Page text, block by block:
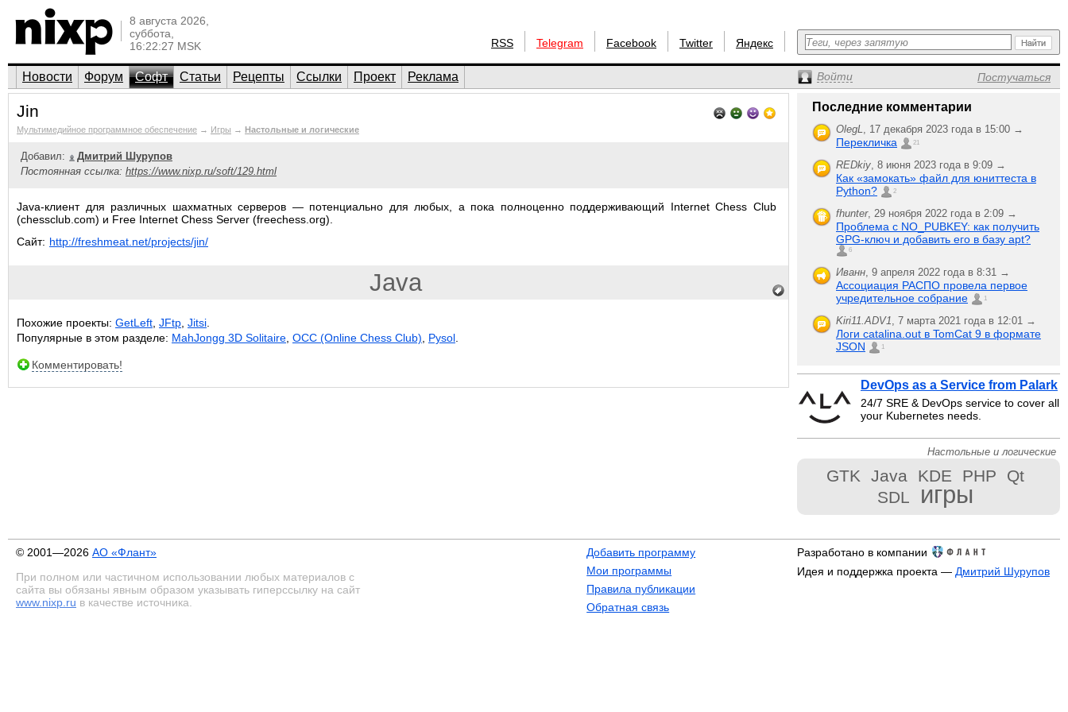
8 августа 2026,
суббота,
16:22:27 MSK
RSS Telegram Facebook Twitter Яндекс
Новости Форум Софт Статьи Рецепты Ссылки Проект Реклама Войти Постучаться
Jin
Мультимедийное программное обеспечение → Игры → Настольные и логические
Добавил:
Дмитрий Шурупов
Постоянная ссылка: https://www.nixp.ru/soft/129.html
Java-клиент для различных шахматных серверов — потенциально для любых, а пока полноценно поддерживающий Internet Chess Club
(chessclub.com) и Free Internet Chess Server (freechess.org).
Сайт: http://freshmeat.net/projects/jin/
Java
Похожие проекты: GetLeft JFtp Jitsi
Популярные в этом разделе: MahJongg 3D Solitaire OCC (Online Chess Club) Pysol
Комментировать!
Последние комментарии
OlegL, 17 декабря 2023 года в 15:00 →
Перекличка 21
REDkiy, 8 июня 2023 года в 9:09 →
Как «замокать» файл для юниттеста в
Python?
2
fhunter, 29 ноября 2022 года в 2:09 →
Проблема с NO_PUBKEY: как получить
GPG-ключ и добавить его в базу apt?
6
Иванн, 9 апреля 2022 года в 8:31 →
Ассоциация РАСПО провела первое
учредительное собрание
1
Kiri11.ADV1, 7 марта 2021 года в 12:01 →
Логи catalina.out в TomCat 9 в формате
JSON
1
DevOps as a Service from Palark
24/7 SRE & DevOps service to cover all
your Kubernetes needs.
Настольные и логические
GTK Java KDE PHP
Qt
SDL
игры
© 2001—2026 АО «Флант»
При полном или частичном использовании любых материалов с
сайта вы обязаны явным образом указывать гиперссылку на сайт
www.nixp.ru в качестве источника.
Добавить программу
Мои программы
Правила публикации
Обратная связь
Разработано в компании
Идея и поддержка проекта — Дмитрий Шурупов